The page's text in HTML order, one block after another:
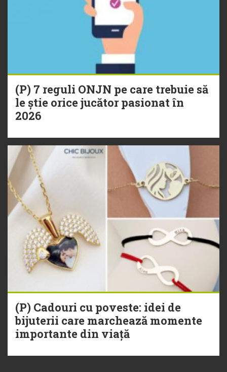
(P) 7 reguli ONJN pe care trebuie să
le știe orice jucător pasionat în
2026
(P) Cadouri cu poveste: idei de
bijuterii care marchează momente
importante din viață